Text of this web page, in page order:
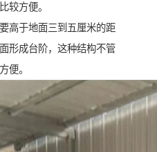
较方便。
高于地面三到五厘米的距
形成台阶，这种结构不管
便。